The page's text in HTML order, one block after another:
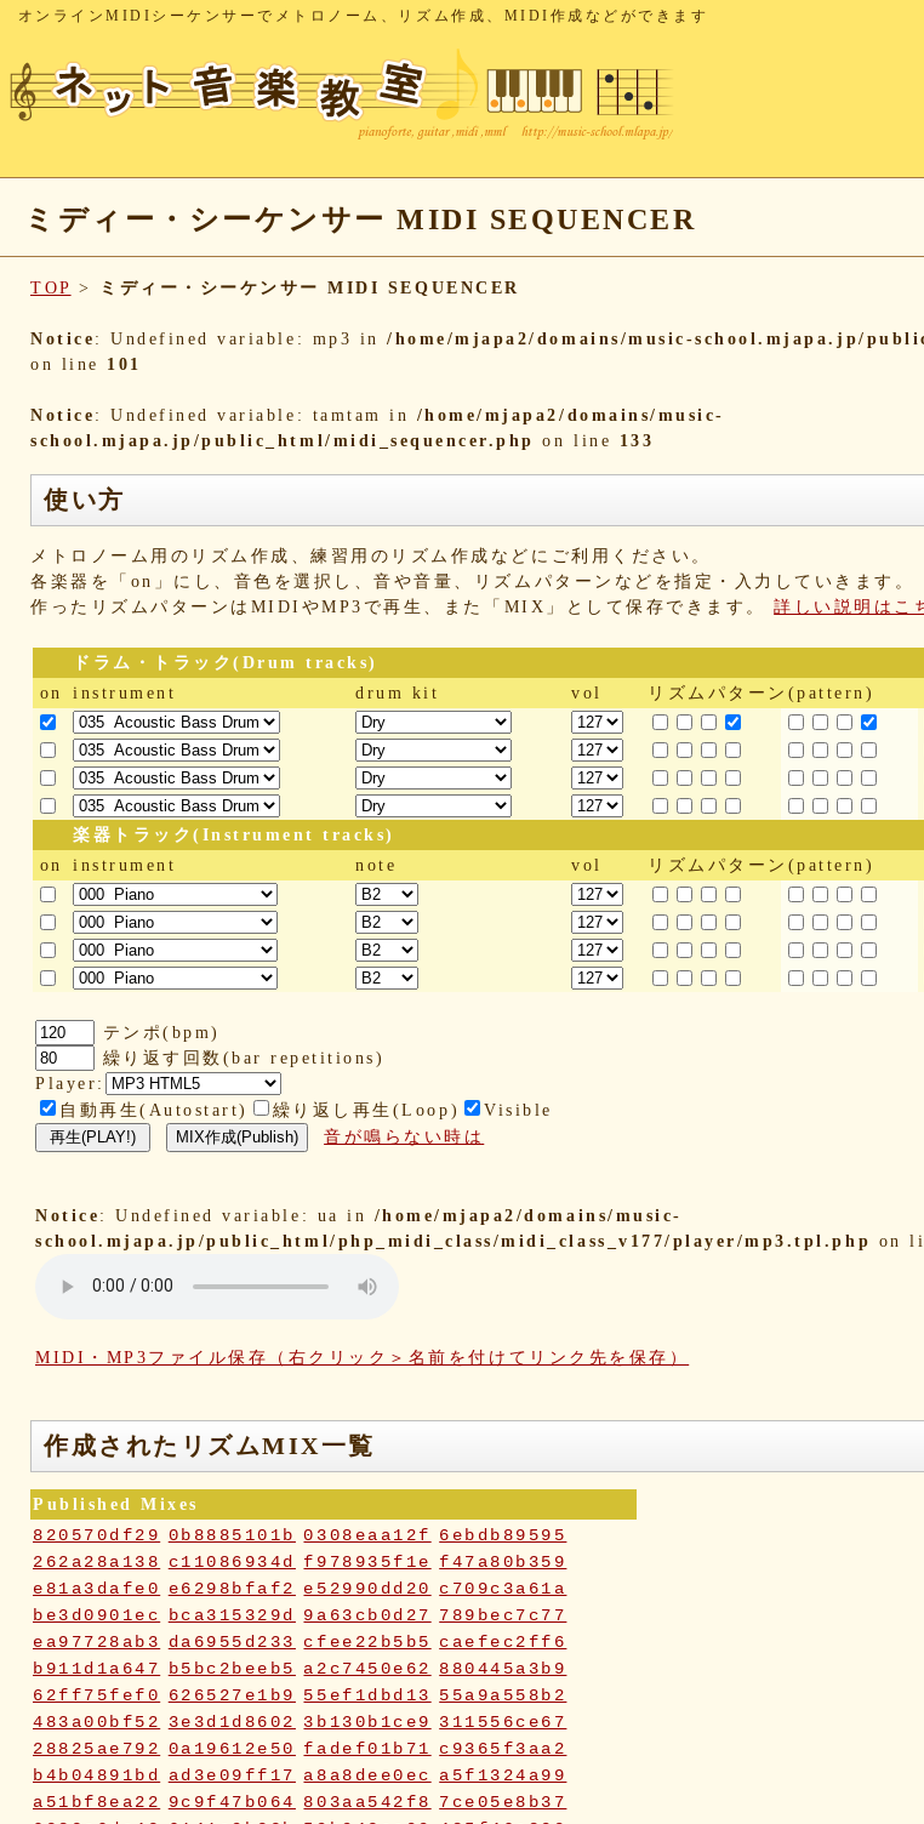
オンラインMIDIシーケンサーでメトロノーム、リズム作成、MIDI作成などができます
ミディー・シーケンサー MIDI SEQUENCER
TOP > ミディー・シーケンサー MIDI SEQUENCER
Notice : Undefined variable: mp3 in/home/mjapa2/domains/music-school.mjapa.jp/
on line 101
Notice : Undefined variable: tamtam in /home/mjapa2/domains/music-
school.mjapa.jp/public_html/midi_sequencer.php on line 133
使い方
メトロノーム用のリズム作成、練習用のリズム作成などにご利用ください。
各楽器を「on」にし、音色を選択し、音や音量、リズムパターンなどを指定・入力していきます。
作ったリズムパターンはMIDIやMP3で再生、また「MIX」として保存できます。詳しい説明はこ
ドラム・トラック(Drum tracks)
on
instrument drum kit vol リズムパターン(pattern)
楽器トラック(Instrument tracks)
on
instrument note vol リズムパターン(pattern)
テンポ(bpm)
繰り返す回数(bar repetitions)
Player:
自動再生(Autostart)
繰り返し再生(Loop)
Visible
音が鳴らない時は
Notice : Undefined variable: ua in /home/mjapa2/domains/music-
school.mjapa.jp/public_html/php_midi_class/midi_class_v177/player/mp3.tpl.php on
MIDI・MP3ファイル保存（右クリック＞名前を付けてリンク先を保存）
作成されたリズムMIX一覧
Published Mixes
820570df29 0b8885101b 0308eaa12f
6ebdb89595
262a28a138
c11086934d f978935f1e
f47a80b359
e81a3dafe0
e6298bfaf2 e52990dd20
c709c3a61a
be3d0901ec
bca315329d 9a63cb0d27
789bec7c77
ea97728ab3
da6955d233 cfee22b5b5
caefec2ff6
b911d1a647
b5bc2beeb5 a2c7450e62
880445a3b9
62ff75fef0
626527e1b9 55ef1dbd13
55a9a558b2
483a00bf52
3e3d1d8602 3b130b1ce9
311556ce67
28825ae792 0a19612e50 fadef01b71
c9365f3aa2
b4b04891bd
ad3e09ff17 a8a8dee0ec
a5f1324a99
a51bf8ea22
9c9f47b064 803aa542f8
7ce05e8b37